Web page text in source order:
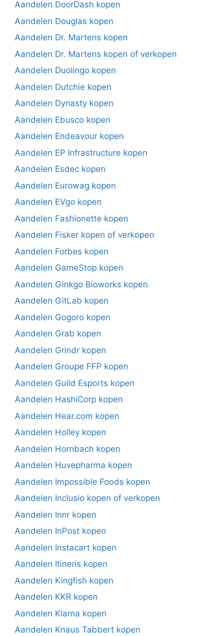
Aandelen DoorDash kopen
Aandelen Douglas kopen
Aandelen Dr. Martens kopen
Aandelen Dr. Martens kopen of verkopen
Aandelen Duolingo kopen
Aandelen Dutchie kopen
Aandelen Dynasty kopen
Aandelen Ebusco kopen
Aandelen Endeavour kopen
Aandelen EP Infrastructure kopen
Aandelen Esdec kopen
Aandelen Eurowag kopen
Aandelen EVgo kopen
Aandelen Fashionette kopen
Aandelen Fisker kopen of verkopen
Aandelen Forbes kopen
Aandelen GameStop kopen
Aandelen Ginkgo Bioworks kopen
Aandelen GitLab kopen
Aandelen Gogoro kopen
Aandelen Grab kopen
Aandelen Grindr kopen
Aandelen Groupe FFP kopen
Aandelen Guild Esports kopen
Aandelen HashiCorp kopen
Aandelen Hear.com kopen
Aandelen Holley kopen
Aandelen Hornbach kopen
Aandelen Huvepharma kopen
Aandelen Impossible Foods kopen
Aandelen Inclusio kopen of verkopen
Aandelen Innr kopen
Aandelen InPost kopen
Aandelen Instacart kopen
Aandelen Itineris kopen
Aandelen Kingfish kopen
Aandelen KKR kopen
Aandelen Klarna kopen
Aandelen Knaus Tabbert kopen